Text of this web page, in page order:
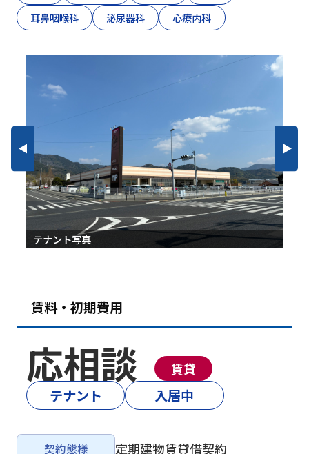
耳鼻咽喉科
泌尿器科 心療内科
募集区画図
賃料・初期費用
応相談 賃貸
テナント 入居中
契約態様 定期建物賃貸借契約